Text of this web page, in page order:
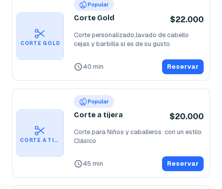
CORTE GOLD
Popular
Corte Gold $22.000
Corte personalizado,lavado de cabello
cejas y barbilla si es de su gusto
40 min Reservar
CORTE A TIJERA
Popular
Corte a tijera $20.000
Corte para Niños y caballeros  con un estilo
Clásico
45 min Reservar